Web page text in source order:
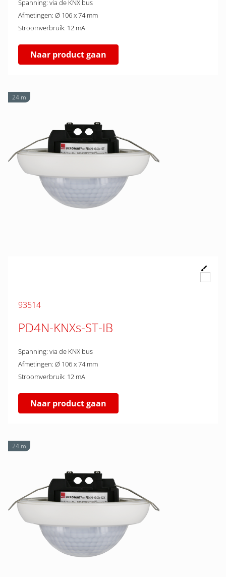
Spanning: via de KNX bus
Afmetingen: Ø 106 x 74 mm
Stroomverbruik: 12 mA
Naar product gaan
24 m
93514
PD4N-KNXs-ST-IB
Spanning: via de KNX bus
Afmetingen: Ø 106 x 74 mm
Stroomverbruik: 12 mA
Naar product gaan
24 m